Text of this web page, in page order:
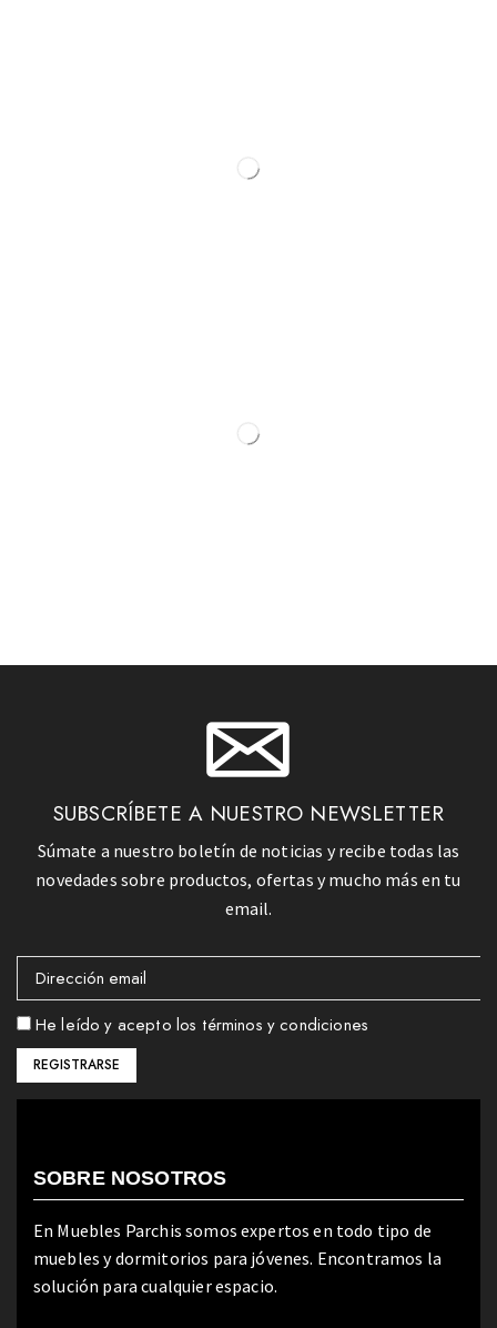
SUBSCRÍBETE A NUESTRO NEWSLETTER
Súmate a nuestro boletín de noticias y recibe todas las
novedades sobre productos, ofertas y mucho más en tu
email.
He leído y acepto los términos y condiciones
SOBRE NOSOTROS
En Muebles Parchis somos expertos en todo tipo de
muebles y dormitorios para jóvenes. Encontramos la
solución para cualquier espacio.